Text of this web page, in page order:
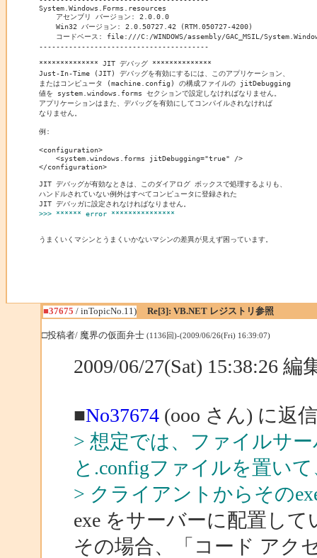
System.Windows.Forms.resources
    アセンブリ バージョン: 2.0.0.0
    Win32 バージョン: 2.0.50727.42 (RTM.050727-4200)
コードベース: file:///C:/WINDOWS/assembly/GAC_MSIL/
----------------------------------------
************** JIT デバッグ **************
Just-In-Time (JIT) デバッグを有効にするには、このアプリケーション、
またはコンピュータ (machine.config) の構成ファイルの jitDebugging
値を system.windows.forms セクションで設定しなければなりません。
アプリケーションはまた、デバッグを有効にしてコンパイルされなければ
なりません。
例:
<configuration>
    <system.windows.forms jitDebugging="true" />
</configuration>
JIT デバッグが有効なときは、このダイアログ ボックスで処理するよりも、
ハンドルされていない例外はすべてコンピュータに登録された
>>> ****** error ***************
うまくいくマシンとうまくいかないマシンの差異が見えず困っています。
■37675 / inTopicNo.11) Re[3]: VB.NET レジストリ参照
□投稿者/ 魔界の仮面弁士 (1136回)-(2009/06/26(Fri) 16:39:07)
2009/06/27(Sat) 15:38:26 編
■No37674(ooo さん) に返信
> 想定では、ファイルサ
と.configファイルを置いて
> クライアントからその
exe をサーバーに配置し
その場合、「コード アク